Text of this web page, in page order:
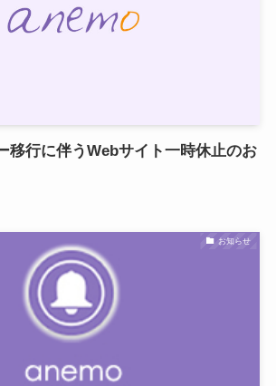
移行に伴うWebサイト一時休止のお
お知らせ